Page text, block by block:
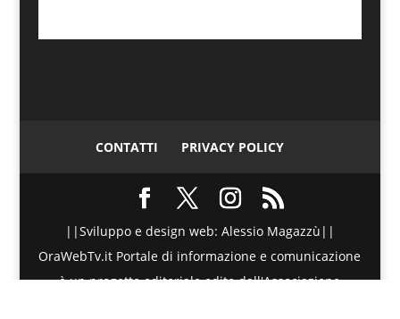
CONTATTI PRIVACY POLICY
||Sviluppo e design web: Alessio Magazzù||
OraWebTv.it Portale di informazione e comunicazione
è un progetto editoriale edito dall'Associazione